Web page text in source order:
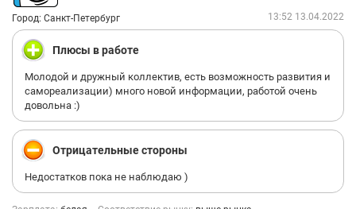
Город: Санкт-Петербург 13:52 13.04.2022
Плюсы в работе
Молодой и дружный коллектив, есть возможность развития и
самореализации) много новой информации, работой очень
довольна :)
Отрицательные стороны
Недостатков пока не наблюдаю )